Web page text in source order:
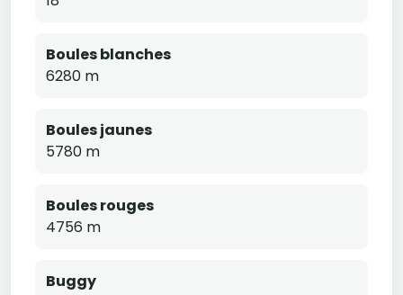
Boules blanches
6280 m
Boules jaunes
5780 m
Boules rouges
4756 m
Buggy